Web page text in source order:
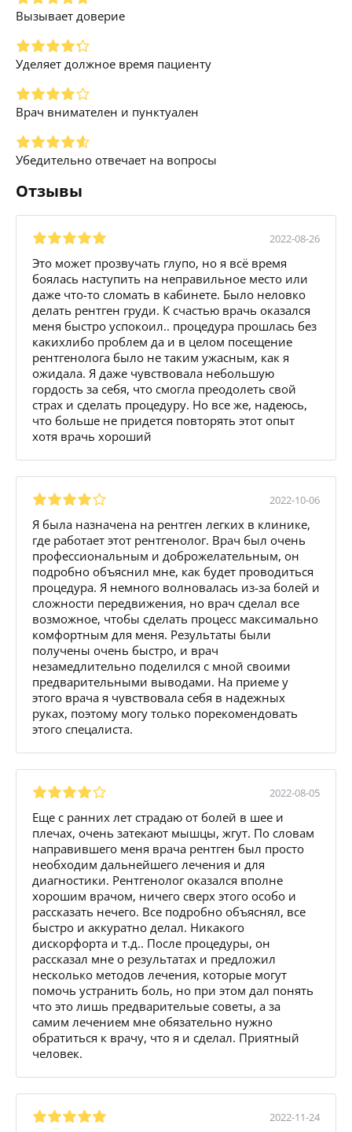
Вызывает доверие
Уделяет должное время пациенту
Врач внимателен и пунктуален
Убедительно отвечает на вопросы
Отзывы
2022-08-26
Это может прозвучать глупо, но я всё время
боялась наступить на неправильное место или
даже что-то сломать в кабинете. Было неловко
делать рентген груди. К счастью врачь оказался
меня быстро успокоил.. процедура прошлась без
какихлибо проблем да и в целом посещение
рентгенолога было не таким ужасным, как я
ожидала. Я даже чувствовала небольшую
гордость за себя, что смогла преодолеть свой
страх и сделать процедуру. Но все же, надеюсь,
что больше не придется повторять этот опыт
хотя врачь хороший
2022-10-06
Я была назначена на рентген легких в клинике,
где работает этот рентгенолог. Врач был очень
профессиональным и доброжелательным, он
подробно объяснил мне, как будет проводиться
процедура. Я немного волновалась из-за болей и
сложности передвижения, но врач сделал все
возможное, чтобы сделать процесс максимально
комфортным для меня. Результаты были
получены очень быстро, и врач
незамедлительно поделился с мной своими
предварительными выводами. На приеме у
этого врача я чувствовала себя в надежных
руках, поэтому могу только порекомендовать
этого спецалиста.
2022-08-05
Еще с ранних лет страдаю от болей в шее и
плечах, очень затекают мышцы, жгут. По словам
направившего меня врача рентген был просто
необходим дальнейшего лечения и для
диагностики. Рентгенолог оказался вполне
хорошим врачом, ничего сверх этого особо и
рассказать нечего. Все подробно объяснял, все
быстро и аккуратно делал. Никакого
дискорфорта и т.д.. После процедуры, он
рассказал мне о результатах и предложил
несколько методов лечения, которые могут
помочь устранить боль, но при этом дал понять
что это лишь предварительые советы, а за
самим лечением мне обязательно нужно
обратиться к врачу, что я и сделал. Приятный
человек.
2022-11-24